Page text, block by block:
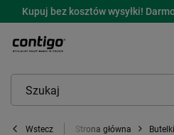
Kupuj bez kosztów wysyłki!
Wstecz Strona główna